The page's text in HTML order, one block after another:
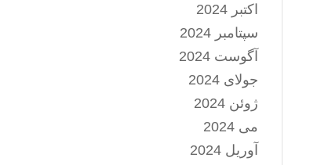
اکتبر 2024
سپتامبر 2024
آگوست 2024
جولای 2024
ژوئن 2024
می 2024
آوریل 2024